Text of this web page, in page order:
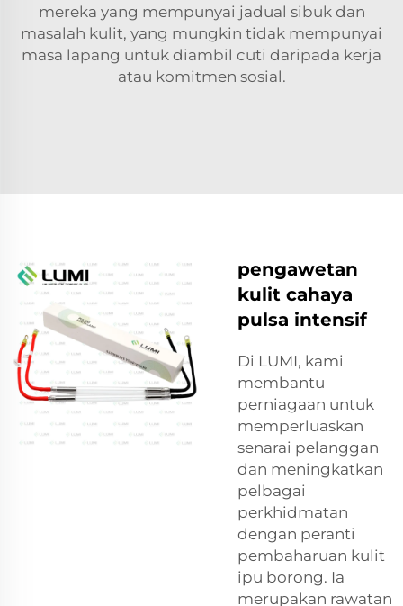
mereka yang mempunyai jadual sibuk dan
masalah kulit, yang mungkin tidak mempunyai
masa lapang untuk diambil cuti daripada kerja
atau komitmen sosial.
pengawetan
kulit cahaya
pulsa intensif
Di LUMI, kami
membantu
perniagaan untuk
memperluaskan
senarai pelanggan
dan meningkatkan
pelbagai
perkhidmatan
dengan peranti
pembaharuan kulit
ipu borong. Ia
merupakan rawatan